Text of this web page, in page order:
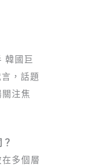
韓國巨
，話題
注焦
多個層